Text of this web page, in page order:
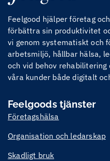
Feelgood hjälper företag
förbättra sin produktivitet
vi genom systematiskt och
arbetsmiljö, hållbar hälsa,
och vid behov
våra kunder både digitalt
Feelgoods tjänster
Företagshälsa
Organisation och ledarskap
Skadligt bruk